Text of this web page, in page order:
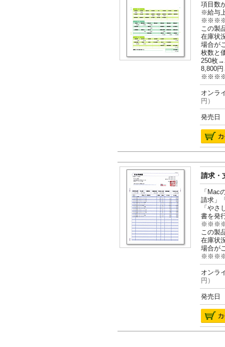
項目数
※給与
この製
在庫状
場合が
枚数と
250枚
8,800
オン
円）
発売日
請求・
「Mac
請求」
「や
書を発
この製
在庫状
場合が
オン
円）
発売日